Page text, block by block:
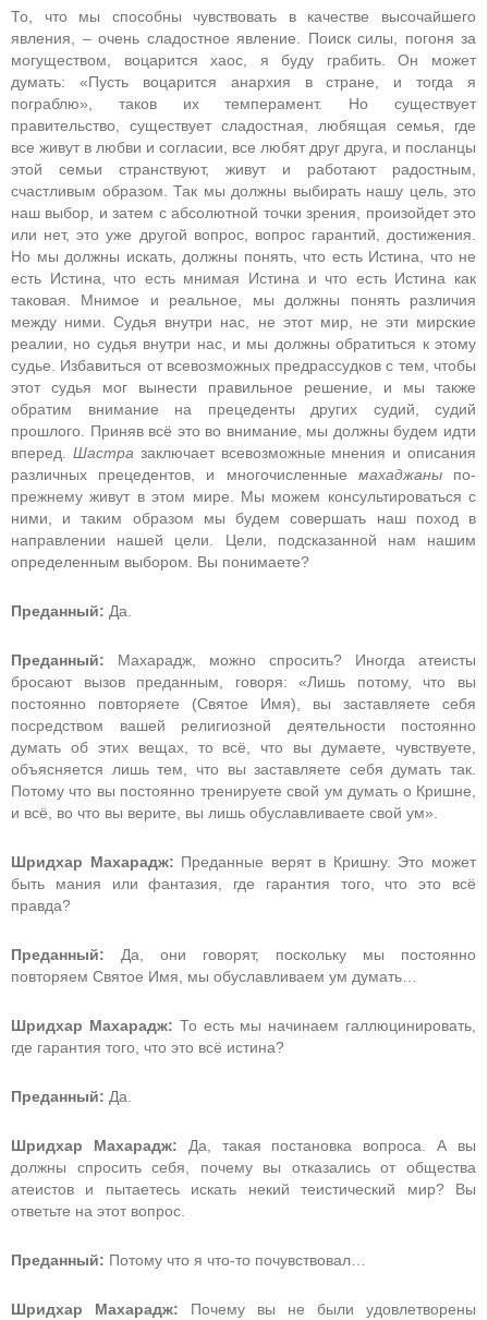
То, что мы способны чувствовать в качестве высочайшего
явления, – очень сладостное явление. Поиск силы, погоня за
могуществом, воцарится хаос, я буду грабить. Он может
думать: «Пусть воцарится анархия в стране, и тогда я
пограблю», таков их темперамент. Но существует
правительство, существует сладостная, любящая семья, где
все живут в любви и согласии, все любят друг друга, и посланцы
этой семьи странствуют, живут и работают радостным,
счастливым образом. Так мы должны выбирать нашу цель, это
наш выбор, и затем с абсолютной точки зрения, произойдет это
или нет, это уже другой вопрос, вопрос гарантий, достижения.
Но мы должны искать, должны понять, что есть Истина, что не
есть Истина, что есть мнимая Истина и что есть Истина как
таковая. Мнимое и реальное, мы должны понять различия
между ними. Судья внутри нас, не этот мир, не эти мирские
реалии, но судья внутри нас, и мы должны обратиться к этому
судье. Избавиться от всевозможных предрассудков с тем, чтобы
этот судья мог вынести правильное решение, и мы также
обратим внимание на прецеденты других судий, судий
прошлого. Приняв всё это во внимание, мы должны будем идти
вперед. Шастра заключает всевозможные мнения и описания
различных прецедентов, и многочисленные махаджаны по-
прежнему живут в этом мире. Мы можем консультироваться с
ними, и таким образом мы будем совершать наш поход в
направлении нашей цели. Цели, подсказанной нам нашим
определенным выбором. Вы понимаете?
Преданный: Да.
Преданный: Махарадж, можно спросить? Иногда атеисты
бросают вызов преданным, говоря: «Лишь потому, что вы
постоянно повторяете (Святое Имя), вы заставляете себя
посредством вашей религиозной деятельности постоянно
думать об этих вещах, то всё, что вы думаете, чувствуете,
объясняется лишь тем, что вы заставляете себя думать так.
Потому что вы постоянно тренируете свой ум думать о Кришне,
и всё, во что вы верите, вы лишь обуславливаете свой ум».
Шридхар Махарадж: Преданные верят в Кришну. Это может
быть мания или фантазия, где гарантия того, что это всё
правда?
Преданный: Да, они говорят, поскольку мы постоянно
повторяем Святое Имя, мы обуславливаем ум думать…
Шридхар Махарадж: То есть мы начинаем галлюцинировать,
где гарантия того, что это всё истина?
Преданный: Да.
Шридхар Махарадж: Да, такая постановка вопроса. А вы
должны спросить себя, почему вы отказались от общества
атеистов и пытаетесь искать некий теистический мир? Вы
ответьте на этот вопрос.
Преданный: Потому что я что-то почувствовал…
Шридхар Махарадж: Почему вы не были удовлетворены